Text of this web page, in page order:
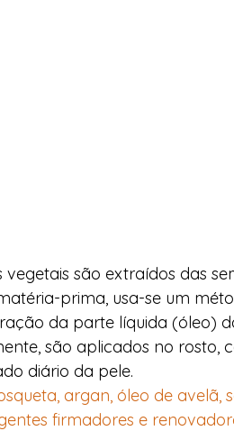
vegetais são extraídos das
prima, usa-se um
da parte líquida (óleo)
são aplicados no rosto,
diário da pele.
argan, óleo de
firmadores e